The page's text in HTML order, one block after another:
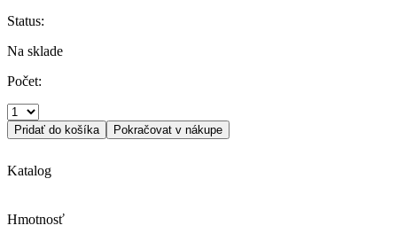
Status:
Na sklade
Počet:
Pridať do košíka Pokračovat v nákupe
Katalog
Hmotnosť